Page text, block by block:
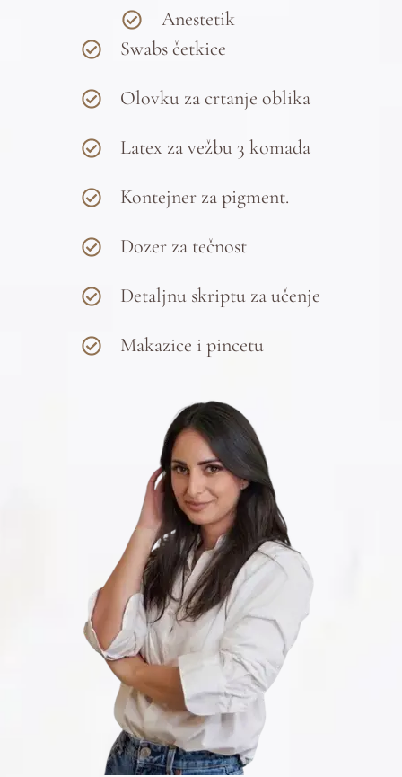
Anestetik
Swabs četkice
Olovku za crtanje oblika
Latex za vežbu 3 komada
Kontejner za pigment.
Dozer za tečnost
Detaljnu skriptu za učenje
Makazice i pincetu